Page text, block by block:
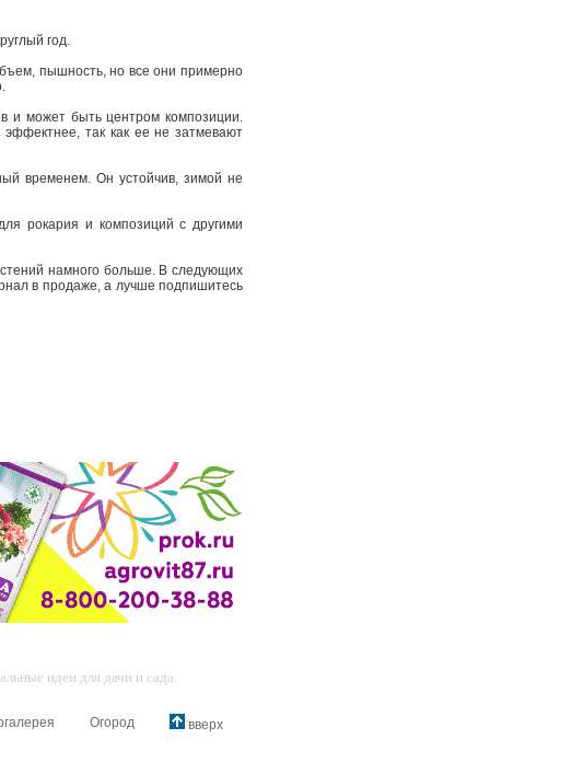
год.
пышность, но все они примерно
и может быть центром композиции.
так как ее не затмевают
временем. Он устойчив, зимой не
рокария и композиций с другими
намного больше. В следующих
в продаже, а лучше подпишитесь
идеи для дачи и сада.
Огород вверх